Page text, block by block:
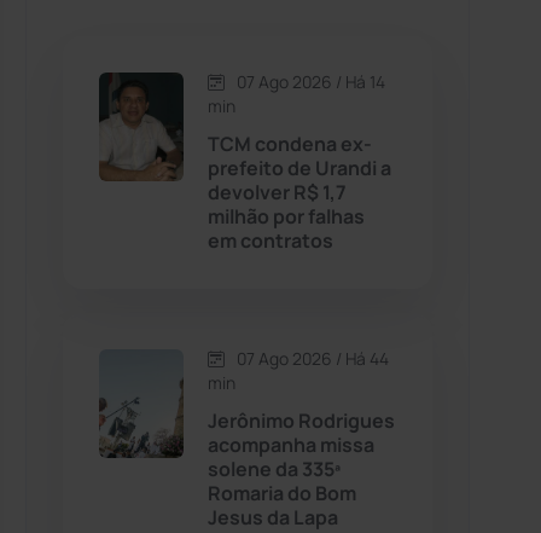
Caetité (1504)
Candiba
Cândido Sales
Caturama
Chapada Diamantina
07 Ago 2026 / Há 14
min
TCM condena ex-
prefeito de Urandi a
devolver R$ 1,7
milhão por falhas
em contratos
07 Ago 2026 / Há 44
min
Jerônimo Rodrigues
acompanha missa
solene da 335ª
Romaria do Bom
Jesus da Lapa